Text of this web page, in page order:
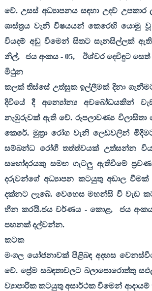
වේ. උසස් අධ්‍යාපනය සඳහා උදව් උපකාර
ශාස්ත්‍රය වැනි විෂයයන් කෙරෙහි යොමු
වියදම් අඩු වීමෙන් සිතට සැනසිල්ලක්
නිල්, ජය අංකය - 05,
ඊශ්වර දෙවිඳුට
මිථුන
කලක් තිස්සේ උත්සුක ඉල්ලීමක් දිනා
දිවියේ දී අන්‍යෝන්‍ය අවබෝධයකින්
නැඹුරුවක් ඇති වේ. රූපලාවණ්‍ය
කෙරේ. මුත්‍රා රෝග වැනි ලෙඩවලින්
සම්බන්ධ රෝගී තත්ත්වයක් උත්සන්න විය
සහෝදරයකු සමඟ ගැටලු ඇතිවීමේ
දරුවන්ගේ අධ්‍යාපන කටයුතු අඩාල
දක්නට ලැබේ. වෙහෙස මහන්සි වී වැඩ
හීන කරයි.ජය වර්ණය - කොළ, ජය
පහනක් දල්වන්න.
කටක
මංගල යෝජනාවක් පිළිබඳ අදහස
වේ. ප්‍රේම සබඳතාවලට බලාපොරොත්තු
ව්‍යාපාරික කටයුතු අසාර්ථක වීමෙන්